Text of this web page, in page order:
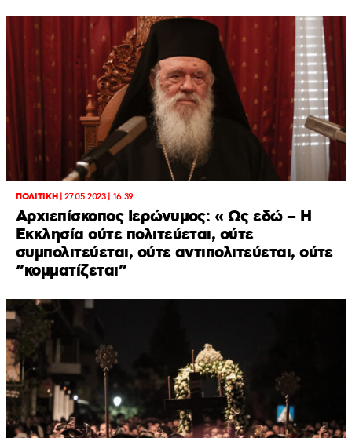
ΠΟΛΙΤΙΚΗ|27.05.2023 | 16:39
Αρχιεπίσκοπος Ιερώνυμος: « Ως εδώ – Η
Eκκλησία ούτε πολιτεύεται, ούτε
συμπολιτεύεται, ούτε αντιπολιτεύεται, ούτε
‘’κομματίζεται”